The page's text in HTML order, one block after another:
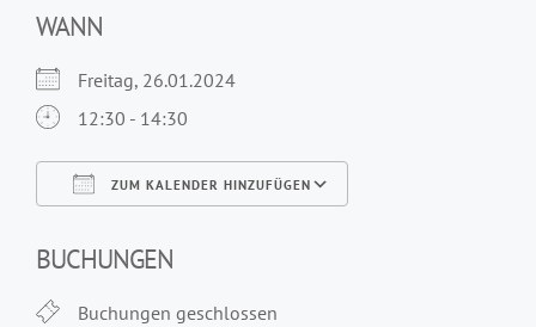
WANN
Freitag, 26.01.2024
12:30 - 14:30
ZUM KALENDER HINZUFÜGEN
BUCHUNGEN
Buchungen geschlossen